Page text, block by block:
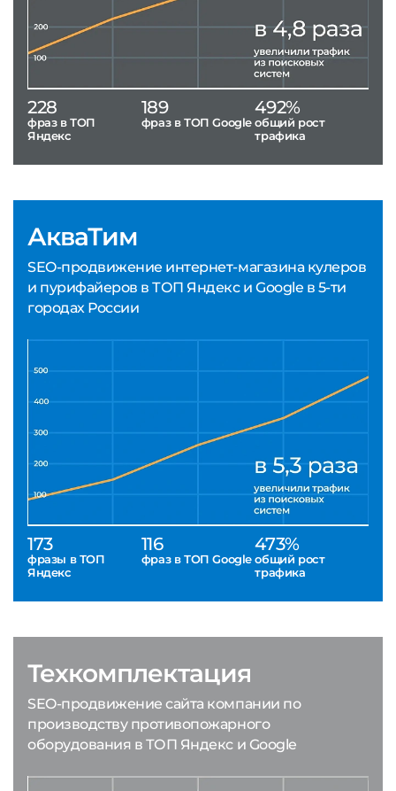
АкваТим
SEO-продвижение интернет-магазина кулеров
и пурифайеров в ТОП Яндекс и Google в 5-ти
городах России
173
фразы в ТОП
Яндекс
116
фраз в ТОП Google
473%
общий рост
трафика
228
фраз в ТОП
Яндекс
189
фраз в ТОП Google
492%
общий рост
трафика
Техкомплектация
SEO-продвижение сайта компании по
производству противопожарного
оборудования в ТОП Яндекс и Google